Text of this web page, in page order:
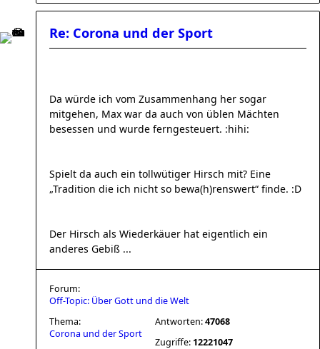
Re: Corona und der Sport
Da würde ich vom Zusammenhang her sogar
mitgehen, Max war da auch von üblen Mächten
besessen und wurde ferngesteuert. :hihi:
Spielt da auch ein tollwütiger Hirsch mit? Eine
„Tradition die ich nicht so bewa(h)renswert“ finde. :D
Der Hirsch als Wiederkäuer hat eigentlich ein
anderes Gebiß ...
Forum:
Off-Topic: Über Gott und die Welt
Thema:
Corona und der Sport
Antworten:47068
Zugriffe: 12221047